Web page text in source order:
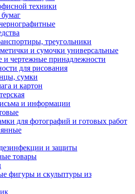
техники
треугольники
и сумочки универсальные
чертежные принадлежности
для рисования
сумки
и картон
и информации
для фотографий и готовых работ
и защиты
товары
фигуры и скульптуры из